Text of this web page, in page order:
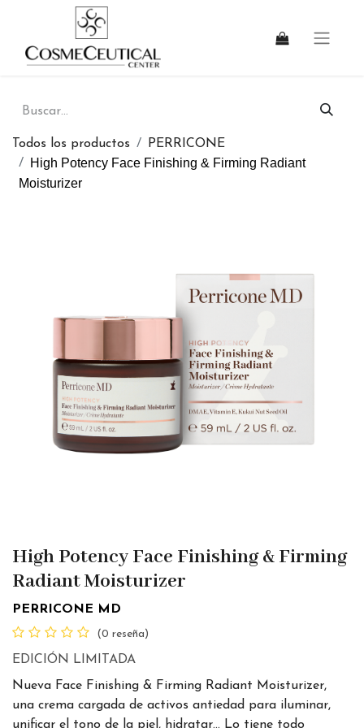
Todos los productos PERRICONE
High Potency Face Finishing & Firming Radiant
Moisturizer
High Potency Face Finishing & Firming
Radiant Moisturizer
PERRICONE MD
(0 reseña)
EDICIÓN LIMITADA
Nueva Face Finishing & Firming Radiant Moisturizer,
una crema cargada de activos antiedad para iluminar,
unificar el tono de la piel, hidratar… Lo tiene todo